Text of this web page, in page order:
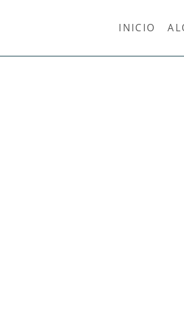
INICIO